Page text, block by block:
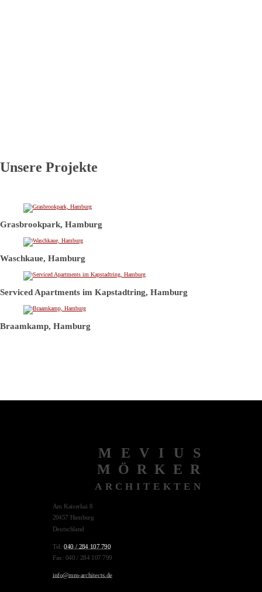
Unsere Projekte
Grasbrookpark, Hamburg
Waschkaue, Hamburg
Serviced Apartments im Kapstadtring, Hamburg
Braamkamp, Hamburg
MEVIUS
MÖRKER
ARCHITEKTEN
Am Kaiserkai 8
20457 Hamburg
Deutschland
Tel:040 / 284 107 790
Fax: 040 / 284 107 799
info@mm-architects.de